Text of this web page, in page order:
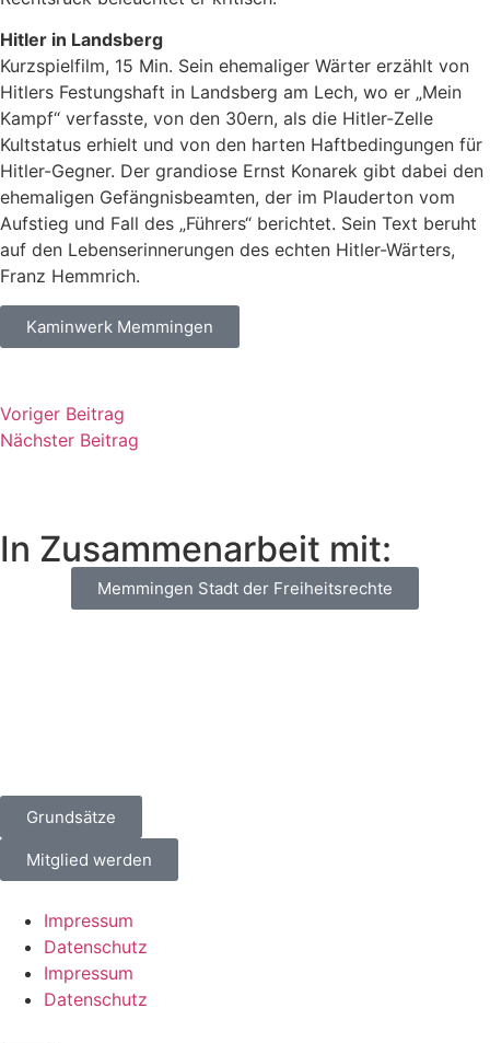
Hitler in Landsberg
Kurzspielfilm, 15 Min. Sein ehemaliger Wärter erzählt von
Hitlers Festungshaft in Landsberg am Lech, wo er „Mein
Kampf“ verfasste, von den 30ern, als die Hitler-Zelle
Kultstatus erhielt und von den harten Haftbedingungen für
Hitler-Gegner. Der grandiose Ernst Konarek gibt dabei den
ehemaligen Gefängnisbeamten, der im Plauderton vom
Aufstieg und Fall des „Führers“ berichtet. Sein Text beruht
auf den Lebenserinnerungen des echten Hitler-Wärters,
Franz Hemmrich.
Kaminwerk Memmingen
Voriger Beitrag
Nächster Beitrag
In Zusammenarbeit mit:
Memmingen Stadt der Freiheitsrechte
Grundsätze
Mitglied werden
Impressum
Datenschutz
Impressum
Datenschutz